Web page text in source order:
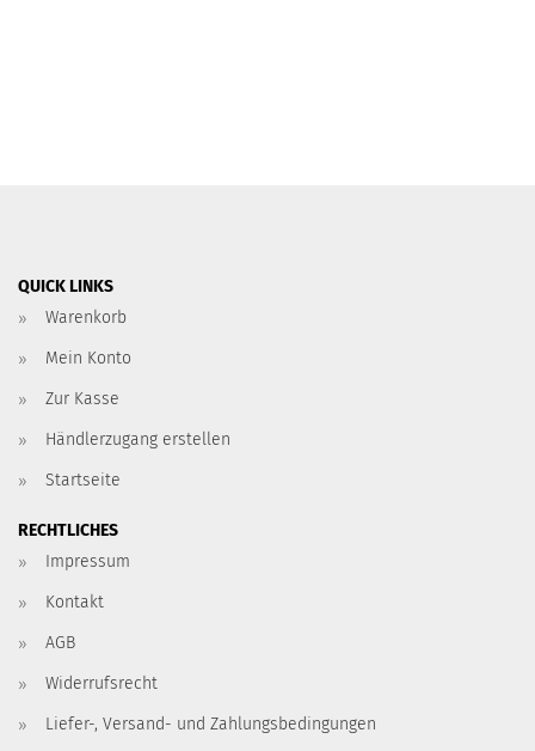
QUICK LINKS
Warenkorb
Mein Konto
Zur Kasse
Händlerzugang erstellen
Startseite
RECHTLICHES
Impressum
Kontakt
AGB
Widerrufsrecht
Liefer-, Versand- und Zahlungsbedingungen